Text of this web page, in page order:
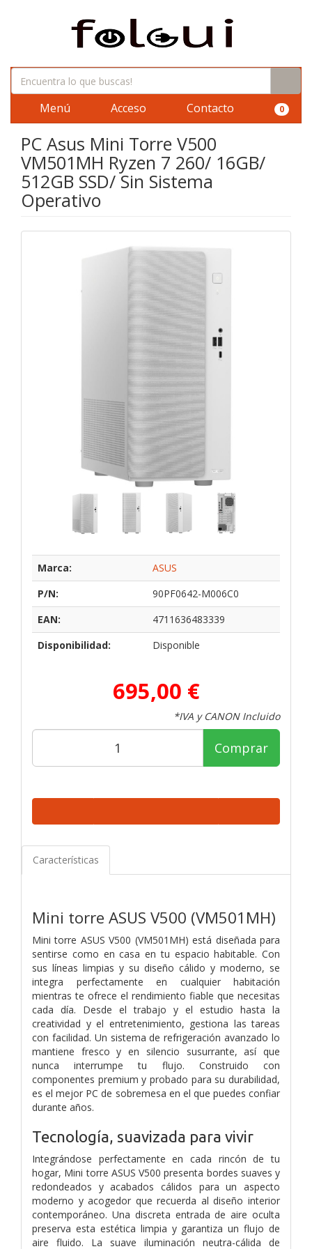
Menú Acceso Contacto 0
PC Asus Mini Torre V500
VM501MH Ryzen 7 260/ 16GB/
512GB SSD/ Sin Sistema
Operativo
Marca:
ASUS
P/N:
90PF0642-M006C0
EAN:
4711636483339
Disponibilidad:
Disponible
695,00 €
*IVA y CANON Incluido
Comprar
Características
Mini torre ASUS V500 (VM501MH)
Mini torre ASUS V500 (VM501MH) está diseñada para
sentirse como en casa en tu espacio habitable. Con
sus líneas limpias y su diseño cálido y moderno, se
integra perfectamente en cualquier habitación
mientras te ofrece el rendimiento fiable que necesitas
cada día. Desde el trabajo y el estudio hasta la
creatividad y el entretenimiento, gestiona las tareas
con facilidad. Un sistema de refrigeración avanzado lo
mantiene fresco y en silencio susurrante, así que
nunca interrumpe tu flujo. Construido con
componentes premium y probado para su durabilidad,
es el mejor PC de sobremesa en el que puedes confiar
durante años.
Tecnología, suavizada para vivir
Integrándose perfectamente en cada rincón de tu
hogar, Mini torre ASUS V500 presenta bordes suaves y
redondeados y acabados cálidos para un aspecto
moderno y acogedor que recuerda al diseño interior
contemporáneo. Una discreta entrada de aire oculta
preserva esta estética limpia y garantiza un flujo de
aire fluido. La suave iluminación neutra-cálida de